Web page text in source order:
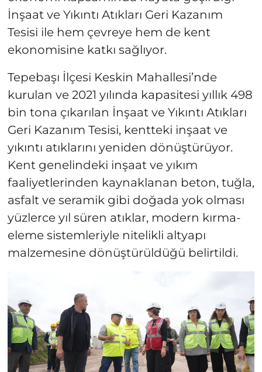
İnşaat ve Yıkıntı Atıkları Geri Kazanım
Tesisi ile hem çevreye hem de kent
ekonomisine katkı sağlıyor.
Tepebaşı İlçesi Keskin Mahallesi’nde
kurulan ve 2021 yılında kapasitesi yıllık 498
bin tona çıkarılan İnşaat ve Yıkıntı Atıkları
Geri Kazanım Tesisi, kentteki inşaat ve
yıkıntı atıklarını yeniden dönüştürüyor.
Kent genelindeki inşaat ve yıkım
faaliyetlerinden kaynaklanan beton, tuğla,
asfalt ve seramik gibi doğada yok olması
yüzlerce yıl süren atıklar, modern kırma-
eleme sistemleriyle nitelikli altyapı
malzemesine dönüştürüldüğü belirtildi.